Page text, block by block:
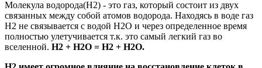
Молекула водорода(Н2) - это газ, который состоит из двух
связанных между собой атомов водорода. Находясь в воде газ
Н2 не связывается с водой Н2О и через определенное время
полностью улетучивается т.к. это самый легкий газ во
вселенной. Н2 + Н2О = Н2 + Н2О.